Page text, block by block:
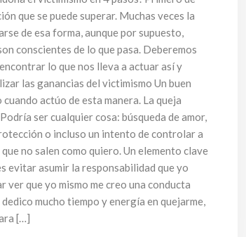
que se puede superar. Muchas veces la
de esa forma, aunque por supuesto,
conscientes de lo que pasa. Deberemos
lo que nos lleva a actuar así y
las ganancias del victimismo Un buen
actúo de esta manera. La queja
ser cualquier cosa: búsqueda de amor,
o incluso un intento de controlar a
no salen como quiero. Un elemento clave
evitar asumir la responsabilidad que yo
que yo mismo me creo una conducta
mucho tiempo y energía en quejarme,
[…]